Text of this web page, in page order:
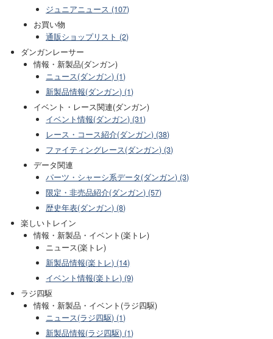
ジュニアニュース (107)
お買い物
通販ショップリスト (2)
ダンガンレーサー
情報・新製品(ダンガン)
ニュース(ダンガン) (1)
新製品情報(ダンガン) (1)
イベント・レース関連(ダンガン)
イベント情報(ダンガン) (31)
レース・コース紹介(ダンガン) (38)
ファイティングレース(ダンガン) (3)
データ関連
パーツ・シャーシ系データ(ダンガン) (3)
限定・非売品紹介(ダンガン) (57)
歴史年表(ダンガン) (8)
楽しいトレイン
情報・新製品・イベント(楽トレ)
ニュース(楽トレ)
新製品情報(楽トレ) (14)
イベント情報(楽トレ) (9)
ラジ四駆
情報・新製品・イベント(ラジ四駆)
ニュース(ラジ四駆) (1)
新製品情報(ラジ四駆) (1)